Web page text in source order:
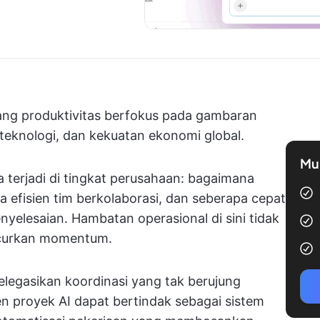
produktivitas berfokus pada gambaran
dan kekuatan ekonomi global.
di tingkat perusahaan: bagaimana
efisien tim berkolaborasi, dan seberapa cepat
Hambatan operasional di sini tidak
momentum.
koordinasi yang tak berujung
proyek AI dapat bertindak sebagai sistem